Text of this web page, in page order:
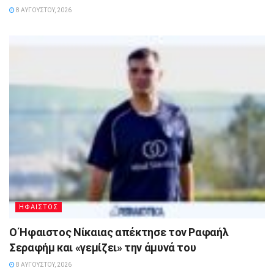
8 ΑΥΓΟΎΣΤΟΥ, 2026
ΗΦΑΙΣΤΟΣ
Ο Ήφαιστος Νίκαιας απέκτησε τον Ραφαήλ
Σεραφήμ και «γεμίζει» την άμυνά του
8 ΑΥΓΟΎΣΤΟΥ, 2026